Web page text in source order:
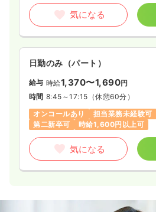
気になる
日勤のみ（パート）
給与 時給1,370〜1,690円
時間 8:45～17:15 （休憩60分）
オンコールあり
担当業務未経験可
第二新卒可
時給1,600円以上可
気になる